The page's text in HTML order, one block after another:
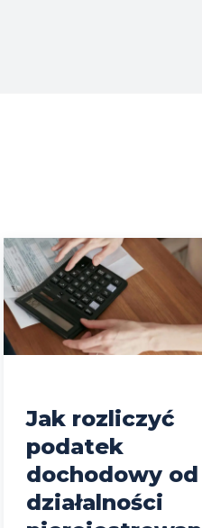
Jak rozliczyć
podatek
dochodowy od
działalności